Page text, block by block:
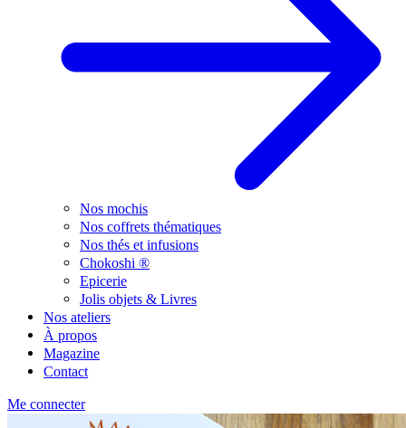
Nos mochis
Nos coffrets thématiques
Nos thés et infusions
Chokoshi ®
Epicerie
Jolis objets & Livres
Nos ateliers
À propos
Magazine
Contact
Me connecter